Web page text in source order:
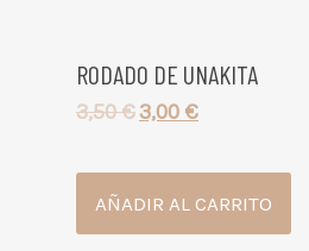
RODADO DE UNAKITA
3,50€3,00 €
AÑADIR AL CARRITO